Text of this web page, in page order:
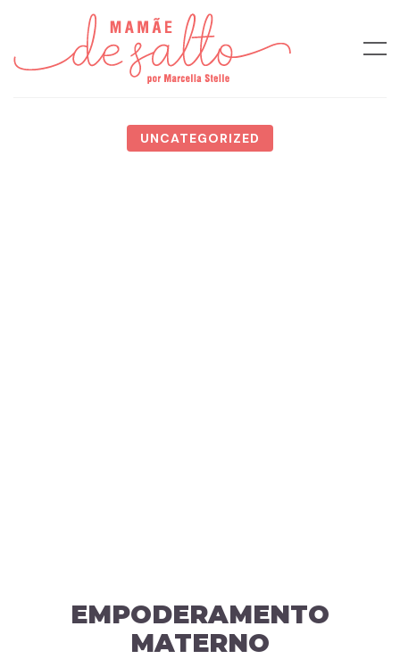
UNCATEGORIZED
EMPODERAMENTO
MATERNO